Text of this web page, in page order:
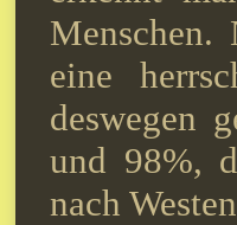
eine
deswegen
und 98%,
nach